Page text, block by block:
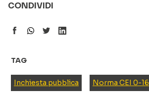
CONDIVIDI
TAG
Inchiesta pubblica Norma CEI 0-16